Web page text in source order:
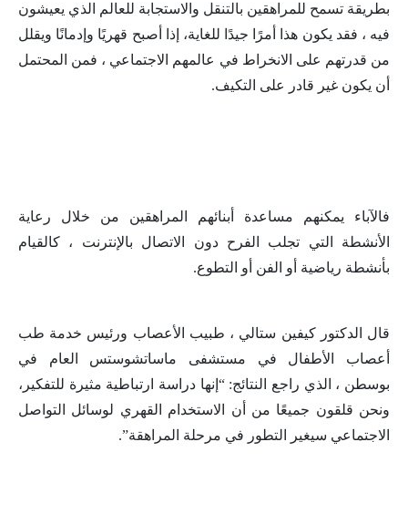
بطريقة تسمح للمراهقين بالتنقل والاستجابة للعالم الذي يعيشون
فيه ، فقد يكون هذا أمرًا جيدًا للغاية، إذا أصبح قهريًا وإدمانًا ويقلل
من قدرتهم على الانخراط في عالمهم الاجتماعي ، فمن المحتمل
أن يكون غير قادر على التكيف.
فالآباء يمكنهم مساعدة أبنائهم المراهقين من خلال رعاية
الأنشطة التي تجلب الفرح دون الاتصال بالإنترنت ، كالقيام
بأنشطة رياضية أو الفن أو التطوع.
قال الدكتور كيفين ستالي ، طبيب الأعصاب ورئيس خدمة طب
أعصاب الأطفال في مستشفى ماساتشوستس العام في
بوسطن ، الذي راجع النتائج: “إنها دراسة ارتباطية مثيرة للتفكير،
ونحن قلقون جميعًا من أن الاستخدام القهري لوسائل التواصل
الاجتماعي سيغير التطور في مرحلة المراهقة”.